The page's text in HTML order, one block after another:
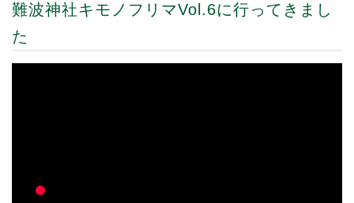
難波神社キモノフリマVol.6に行ってきまし
た